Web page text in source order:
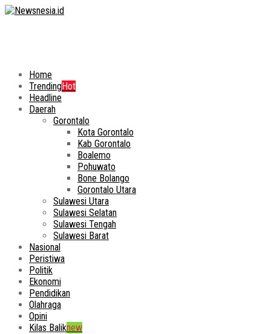
Home
TrendingHot
Headline
Daerah
Gorontalo
Kota Gorontalo
Kab Gorontalo
Boalemo
Pohuwato
Bone Bolango
Gorontalo Utara
Sulawesi Utara
Sulawesi Selatan
Sulawesi Tengah
Sulawesi Barat
Nasional
Peristiwa
Politik
Ekonomi
Pendidikan
Olahraga
Opini
Kilas Baliknew